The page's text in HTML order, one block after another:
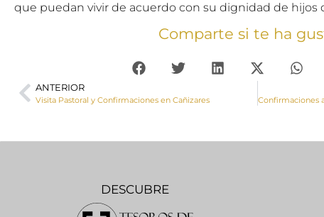
que puedan vivir de acuerdo con su dignidad de hijos
Comparte si te ha
ANTERIOR
Visita Pastoral y Confirmaciones en Cañizares
DESCUBRE